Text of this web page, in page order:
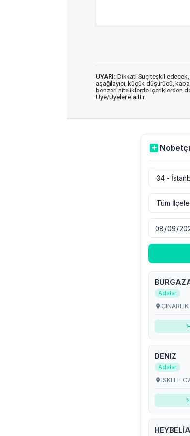
UYARI: Dikkat! Suç teşkil edecek,
aşağılayıcı, küçük düşürücü,
benzeri niteliklerde içeriklerden
Üye/Üyeler’e aittir.